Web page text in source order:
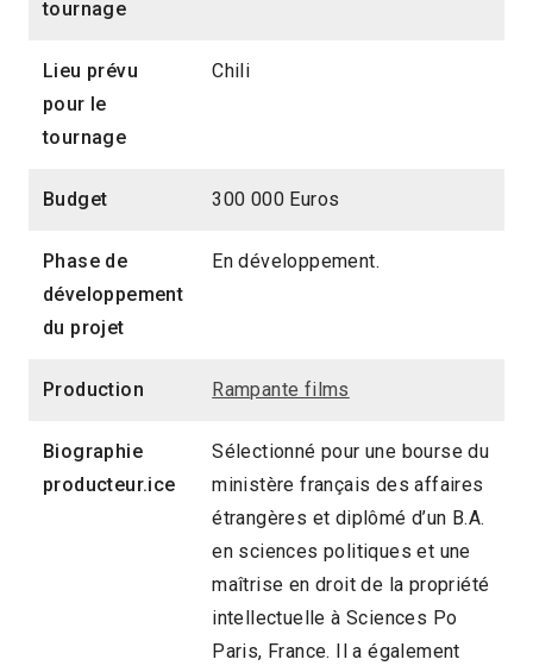
tournage
Lieu prévu
pour le
tournage
Chili
Budget 300 000 Euros
Phase de
développement
du projet
En développement.
Production Rampante films
Biographie
producteur.ice
Sélectionné pour une bourse du
ministère français des affaires
étrangères et diplômé d’un B.A.
en sciences politiques et une
maîtrise en droit de la propriété
intellectuelle à Sciences Po
Paris, France. Il a également